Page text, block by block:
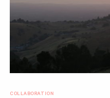
COLLABORATION